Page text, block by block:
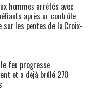
hommes arrêtés avec
après un contrôle
sur les pentes de la Croix-
feu progresse
et a déjà brûlé 270